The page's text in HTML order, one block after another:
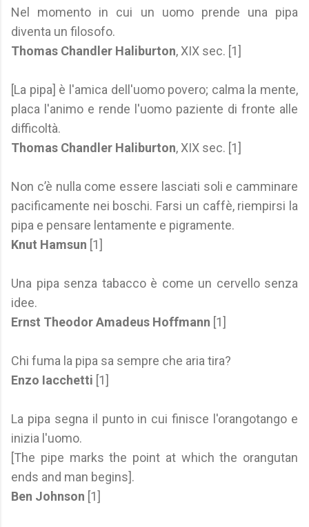
Nel momento in cui un uomo prende una pipa
diventa un filosofo.
Thomas Chandler Haliburton, XIX sec. [1]
[La pipa] è l'amica dell'uomo povero; calma la mente,
placa l'animo e rende l'uomo paziente di fronte alle
difficoltà.
Thomas Chandler Haliburton, XIX sec. [1]
Non c’è nulla come essere lasciati soli e camminare
pacificamente nei boschi. Farsi un caffè, riempirsi la
pipa e pensare lentamente e pigramente.
Knut Hamsun [1]
Una pipa senza tabacco è come un cervello senza
idee.
Ernst Theodor Amadeus Hoffmann [1]
Chi fuma la pipa sa sempre che aria tira?
Enzo Iacchetti [1]
La pipa segna il punto in cui finisce l'orangotango e
inizia l'uomo.
[The pipe marks the point at which the orangutan
ends and man begins].
Ben Johnson [1]